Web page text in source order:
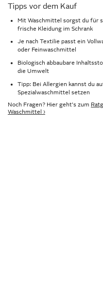
Tipps vor dem Kauf
Mit Waschmittel sorgst du für
frische Kleidung im Schrank
Je nach Textilie passt ein
oder Feinwaschmittel
Biologisch abbaubare
die Umwelt
Tipp: Bei Allergien kannst du
Spezialwaschmittel setzen
Noch Fragen? Hier geht's zum
Waschmittel ›